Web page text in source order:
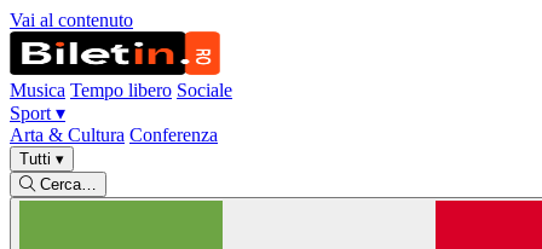
Vai al contenuto
Musica Tempo libero Sociale
Sport ▾
Arta & Cultura Conferenza
Tutti ▾
Cerca…